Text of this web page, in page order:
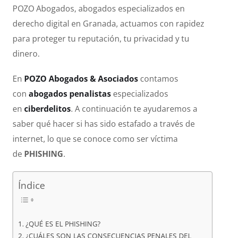
POZO Abogados, abogados especializados en
derecho digital en Granada, actuamos con rapidez
para proteger tu reputación, tu privacidad y tu
dinero.
En POZO Abogados & Asociados contamos
con abogados penalistas especializados
en ciberdelitos. A continuación te ayudaremos a
saber qué hacer si has sido estafado a través de
internet, lo que se conoce como ser víctima
de PHISHING.
Índice
¿QUÉ ES EL PHISHING?
¿CUÁLES SON LAS CONSECUENCIAS PENALES DEL